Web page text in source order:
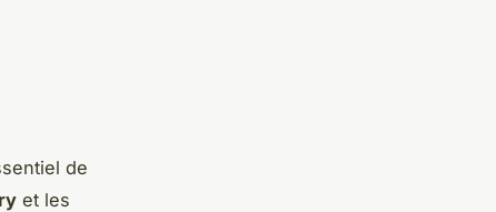
de
et les